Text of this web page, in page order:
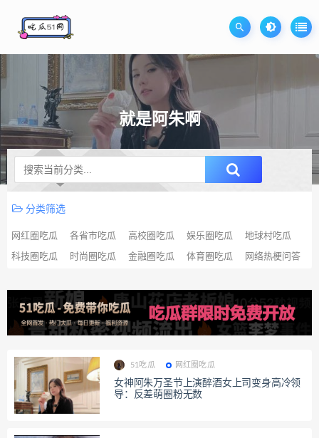
就是阿朱啊
升级SVIP无限免费下载
分类筛选
网红圈吃瓜 各省市吃瓜 高校圈吃瓜 娱乐圈吃瓜 地球村吃瓜
科技圈吃瓜 时尚圈吃瓜 金融圈吃瓜 体育圈吃瓜 网络热梗问答
51吃瓜 网红圈吃瓜
女神阿朱万圣节上演醉酒女上司变身高冷领
导：反差萌圈粉无数